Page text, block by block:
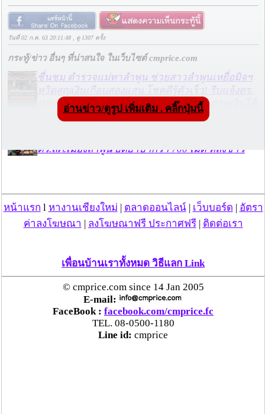
วันที่ 02 ก.ค. 63 20:11:48 , ดู 1307 ครั้ง
กระทู้/ข่าว อื่นๆ ที่น่าสนใจ ในเว็บไซต์ cmprice.com
ชื่นชม ตำรวจแม่ทาลำพูน ช่วยสาวลำพูนเหยื่อมิจฯ
หวิดสูญเงินเกือบสองแสน โชคดีรู้ตัวเร็ว! รีบแจ้งตร.
ประสาน สตช.สายด่วน 1441 อายัดบัญชี-ตามเงินได้
ตร.สภ.เมืองลำพูน ยึดยาบ้ากว่า 700 เม็ด หลังชาว
แม่สะเรียง ลุยตรวจ “สกุชชี่“ ของเล่นอันตราย พบไร้
มาตรฐานเสี่ยงอันตราย สั่งห้ามขาย-เตือนภัยผู้
“ลาว” ส่ง “24 คนไทย” กลับประเทศผ่านด่าน
เชียงของ เพื่อดำเนินการตามกฎหมาย พบส่วนใหญ่มี
เอี่ยวแก๊งคอลเซ็นเตอร์
“ตรีนุช” เปิดตัวระบบ “e-WorkPermit” ลงทะเบียน
แรงงานต่างด้าวออนไลน์ ให้บริการ 24 ชั่วโมงทั่ว
อ่านข่าว/ดูรูป เพิ่มเติม . คลิ๊กปุ่มนี้
หน้าแรก l หางานเชียงใหม่ ตลาดออนไลน์| เว็บบอร์ด
อัตรา
ค่าลงโฆษณา
ลงโฆษณาฟรี ประกาศฟรี| ติดต่อเรา
เพื่อนบ้านเราทั้งหมด วิธีแลก Link
© cmprice.com since 14 Jan 2005
E-mail:
FaceBook : facebook.com/cmprice.fc
TEL. 08-0500-1180
Line id: cmprice